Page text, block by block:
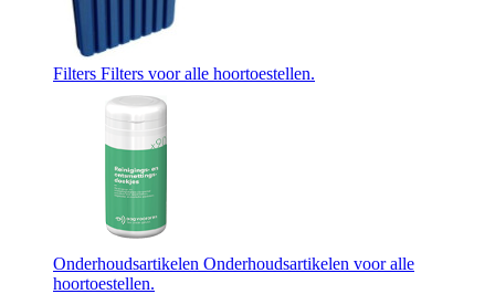
Filters Filters voor alle hoortoestellen.
Onderhoudsartikelen Onderhoudsartikelen voor alle
hoortoestellen.